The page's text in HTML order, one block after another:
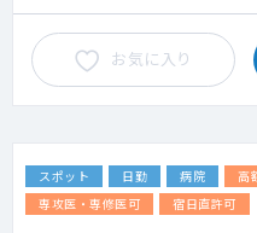
お気に入り
スポット 日勤 病院 高
専攻医・専修医可
宿日直許可